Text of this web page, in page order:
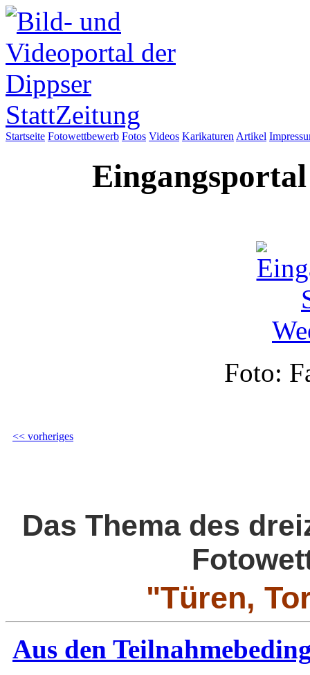
Startseite Fotowettbewerb Fotos Videos Karikaturen Artikel
Eingangsportal
Foto:
<< vorheriges
Das Thema des
"Türen,
Aus den